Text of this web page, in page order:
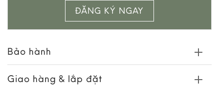
ĐĂNG KÝ NGAY
Bảo hành
Giao hàng & lắp đặt